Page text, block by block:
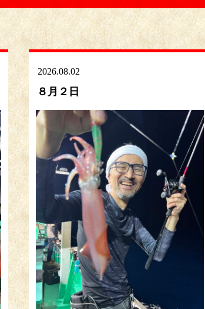
2026.08.02
８月２日